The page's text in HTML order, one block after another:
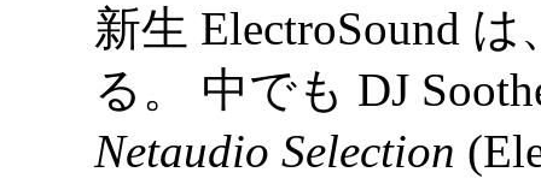
新生 ElectroSound は
る。 中でも DJ
Netaudio Selection